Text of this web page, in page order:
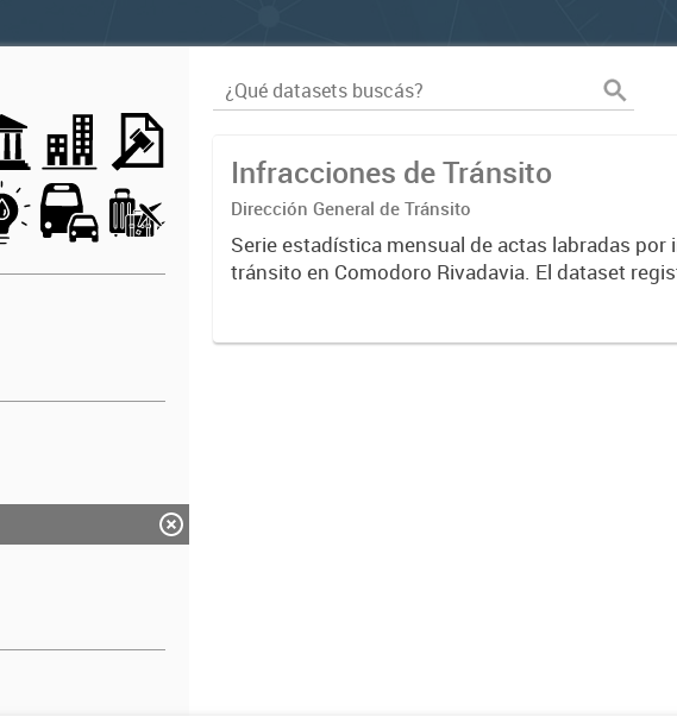
Infracciones de Tránsito
Dirección General de Tránsito
Serie estadística mensual de actas labradas por
tránsito en Comodoro Rivadavia. El dataset